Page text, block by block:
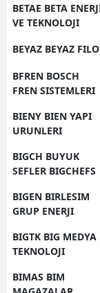
BETAE BETA
VE TEKNOLOJI
BEYAZ BEYAZ FILO
BFREN BOSCH
FREN SISTEMLERI
BIENY BIEN YAPI
URUNLERI
BIGCH BUYUK
SEFLER BIGCHEFS
BIGEN BIRLESIM
GRUP ENERJI
BIGTK BIG MEDYA
TEKNOLOJI
BIMAS BIM